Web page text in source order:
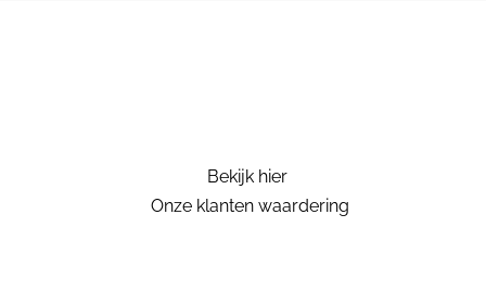
Bekijk hier
Onze klanten waardering